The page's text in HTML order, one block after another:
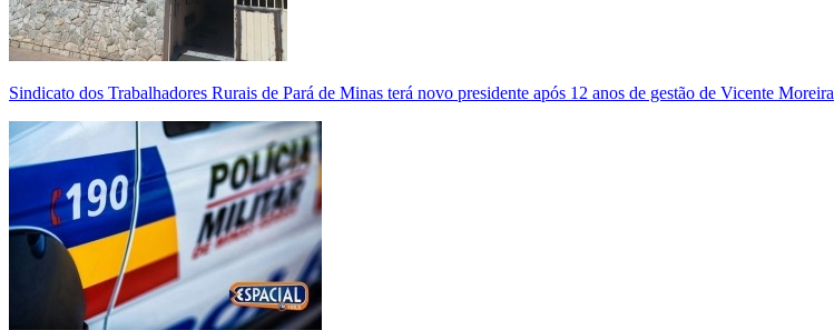
Sindicato dos Trabalhadores Rurais de Pará de Minas terá novo presidente após 12 anos de gestão de Vicente Moreira